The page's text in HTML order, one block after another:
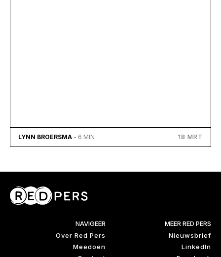
LYNN BROERSMA - 6 MIN 18 MRT
NAVIGEER
Over Red Pers
Meedoen
MEER RED PERS
Nieuwsbrief
LinkedIn